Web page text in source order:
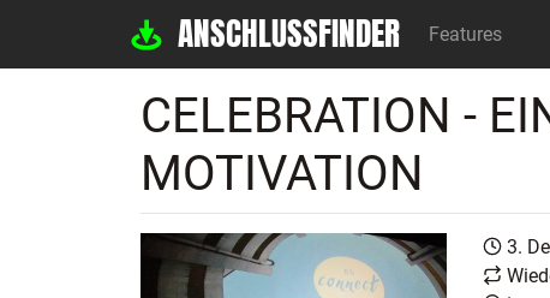
ANSCHLUSSFINDER Features
CELEBRATION -
MOTIVATION
3.